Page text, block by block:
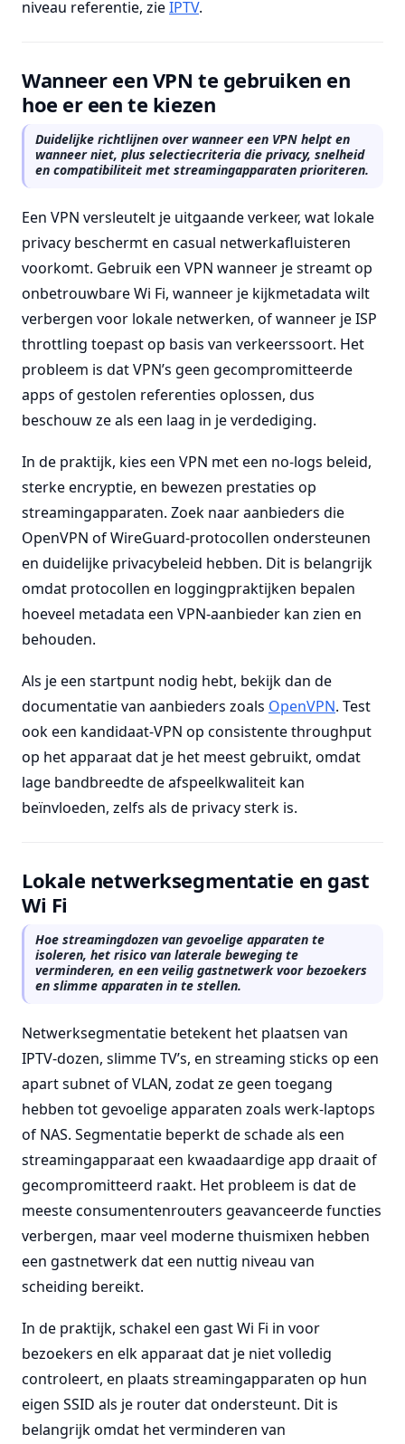
niveau referentie, zieIPTV.
Wanneer een VPN te gebruiken en
hoe er een te kiezen
Duidelijke richtlijnen over wanneer een VPN helpt en
wanneer niet, plus selectiecriteria die privacy, snelheid
en compatibiliteit met streamingapparaten prioriteren.
Een VPN versleutelt je uitgaande verkeer, wat lokale
privacy beschermt en casual netwerkafluisteren
voorkomt. Gebruik een VPN wanneer je streamt op
onbetrouwbare Wi Fi, wanneer je kijkmetadata wilt
verbergen voor lokale netwerken, of wanneer je ISP
throttling toepast op basis van verkeerssoort. Het
probleem is dat VPN’s geen gecompromitteerde
apps of gestolen referenties oplossen, dus
beschouw ze als een laag in je verdediging.
In de praktijk, kies een VPN met een no-logs beleid,
sterke encryptie, en bewezen prestaties op
streamingapparaten. Zoek naar aanbieders die
OpenVPN of WireGuard-protocollen ondersteunen
en duidelijke privacybeleid hebben. Dit is belangrijk
omdat protocollen en loggingpraktijken bepalen
hoeveel metadata een VPN-aanbieder kan zien en
behouden.
Als je een startpunt nodig hebt, bekijk dan de
documentatie van aanbieders zoals OpenVPN. Test
ook een kandidaat-VPN op consistente throughput
op het apparaat dat je het meest gebruikt, omdat
lage bandbreedte de afspeelkwaliteit kan
beïnvloeden, zelfs als de privacy sterk is.
Lokale netwerksegmentatie en gast
Wi Fi
Hoe streamingdozen van gevoelige apparaten te
isoleren, het risico van laterale beweging te
verminderen, en een veilig gastnetwerk voor bezoekers
en slimme apparaten in te stellen.
Netwerksegmentatie betekent het plaatsen van
IPTV-dozen, slimme TV’s, en streaming sticks op een
apart subnet of VLAN, zodat ze geen toegang
hebben tot gevoelige apparaten zoals werk-laptops
of NAS. Segmentatie beperkt de schade als een
streamingapparaat een kwaadaardige app draait of
gecompromitteerd raakt. Het probleem is dat de
meeste consumentenrouters geavanceerde functies
verbergen, maar veel moderne thuismixen hebben
een gastnetwerk dat een nuttig niveau van
scheiding bereikt.
In de praktijk, schakel een gast Wi Fi in voor
bezoekers en elk apparaat dat je niet volledig
controleert, en plaats streamingapparaten op hun
eigen SSID als je router dat ondersteunt. Dit is
belangrijk omdat het verminderen van